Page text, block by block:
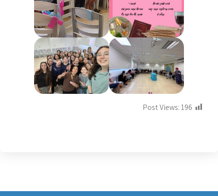
Post Views:196